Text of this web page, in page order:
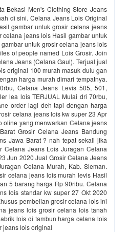
Bekasi Men's Clothing Store Jeans
di sini. Celana Jeans Lois Original
gambar untuk grosir celana jeans
jeans lois Hasil gambar untuk
untuk grosir celana jeans lois
of people named Lois Grosir. Join
Jeans (Celana Gaul). Terjual jual
original 100 murah masuk dulu gan
harga murah dimari tempatnya.
Celana Jeans Levis 505, 501,
lea lois TERJUAL Mulai dri 70rbu,
order lagi deh tapi dengan harga
celana jeans lois kw super 23 Apr
oline yang menwarkan Celana jeans
Grosir Celana Jeans Bandung
Jawa Barat ? nah tepat sekali jika
Celana Jeans Lois Juragan Celana
Jun 2020 Jual Grosir Celana Jeans
Celana Murah, Kab. Sleman.
celana jeans lois murah levis Hasil
5 barang harga Rp 90ribu. Celana
lois standar kw super 27 Okt 2020
pembelian grosir celana lois ini
jeans lois grosir celana lois tanah
lois di tambun harga celana lois
jeans lois original